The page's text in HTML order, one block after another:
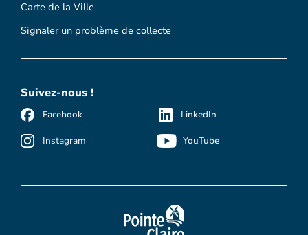
Carte de la Ville
Signaler un problème de collecte
Suivez-nous !
Facebook
Instagram
LinkedIn
YouTube